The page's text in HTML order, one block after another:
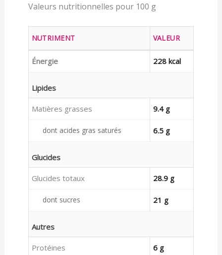
Valeurs nutritionnelles pour 100 g
NUTRIMENT VALEUR
Énergie 228 kcal
Lipides
Matières grasses 9.4 g
dont acides gras saturés 6.5 g
Glucides
Glucides totaux 28.9 g
dont sucres 21 g
Autres
Protéines 6 g